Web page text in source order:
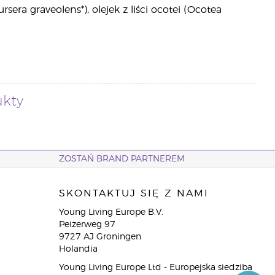
graveolens*), olejek z liści ocotei (Ocotea
ZOSTAŃ BRAND PARTNEREM
SKONTAKTUJ SIĘ Z NAMI
Young Living Europe B.V.
Peizerweg 97
9727 AJ Groningen
Holandia
Young Living Europe Ltd - Europejska siedziba